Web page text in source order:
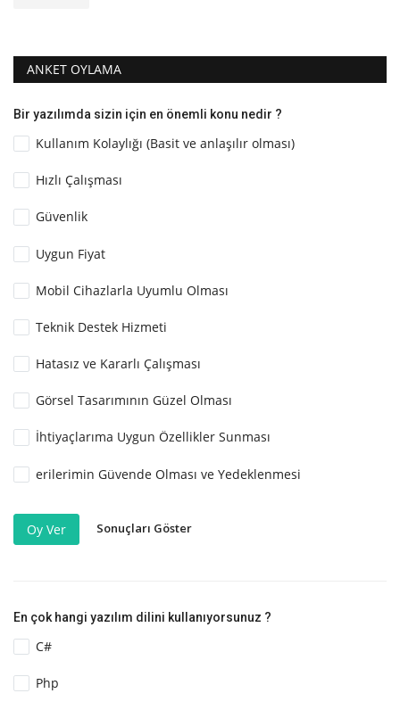
ANKET OYLAMA
Bir yazılımda sizin için en önemli konu nedir ?
Kullanım Kolaylığı (Basit ve anlaşılır olması)
Hızlı Çalışması
Güvenlik
Uygun Fiyat
Mobil Cihazlarla Uyumlu Olması
Teknik Destek Hizmeti
Hatasız ve Kararlı Çalışması
Görsel Tasarımının Güzel Olması
İhtiyaçlarıma Uygun Özellikler Sunması
erilerimin Güvende Olması ve Yedeklenmesi
Oy Ver Sonuçları Göster
En çok hangi yazılım dilini kullanıyorsunuz ?
C#
Php